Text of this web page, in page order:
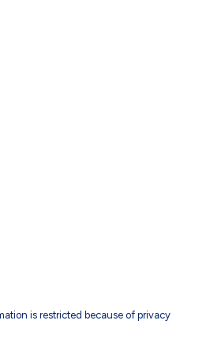
is restricted because of privacy